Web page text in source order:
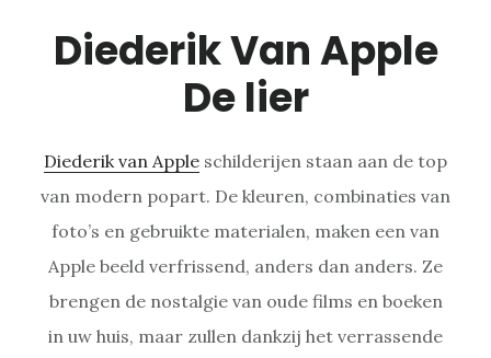
Diederik Van Apple
De lier
Diederik van Apple schilderijen staan aan de top
van modern popart. De kleuren, combinaties van
foto’s en gebruikte materialen, maken een van
Apple beeld verfrissend, anders dan anders. Ze
brengen de nostalgie van oude films en boeken
in uw huis, maar zullen dankzij het verrassende